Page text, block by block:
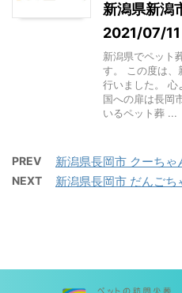
新潟県新潟
2021/07/11
新潟県でペット
す。 この度は、
行いました。 心
国への扉は長岡
いるペット葬 ...
PREV 新潟県長岡市 クーち
NEXT 新潟県長岡市 だんご